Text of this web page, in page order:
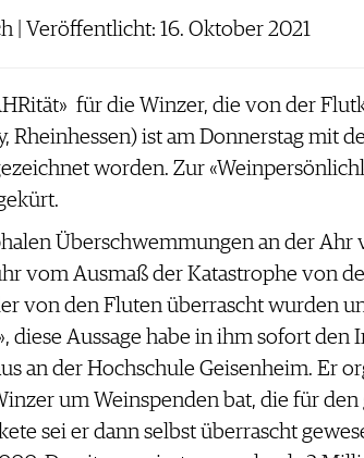
| Veröffentlicht: 16. Oktober 2021
für die Winzer, die von der
Rheinhessen) ist am Donnerstag mit
worden. Zur
Überschwemmungen an der Ahr
vom Ausmaß der Katastrophe von
von den Fluten überrascht wurden
diese Aussage habe in ihm sofort
an der Hochschule Geisenheim. Er
um Weinspenden bat, die für
sei er dann selbst überrascht